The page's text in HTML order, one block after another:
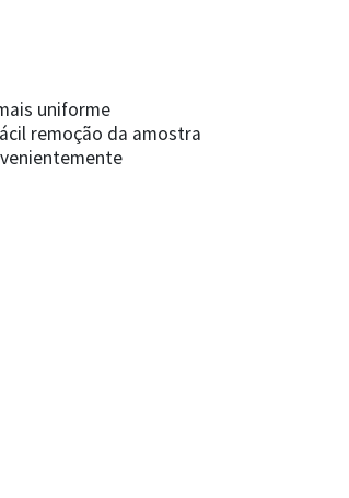
uniforme
remoção da amostra